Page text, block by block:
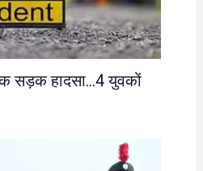
सड़क हादसा…4 युवकों